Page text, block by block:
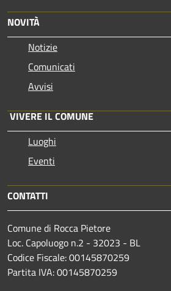
NOVITÀ
Notizie
Comunicati
Avvisi
VIVERE IL COMUNE
Luoghi
Eventi
CONTATTI
Comune di Rocca Pietore
Loc. Capoluogo n.2 - 32023 - BL
Codice Fiscale: 00145870259
Partita IVA: 00145870259